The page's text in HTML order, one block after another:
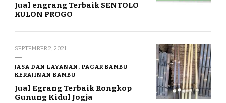
Jual engrang Terbaik SENTOLO
KULON PROGO
SEPTEMBER 2, 2021
JASA DAN LAYANAN, PAGAR BAMBU
KERAJINAN BAMBU
Jual Egrang Terbaik Rongkop
Gunung Kidul Jogja